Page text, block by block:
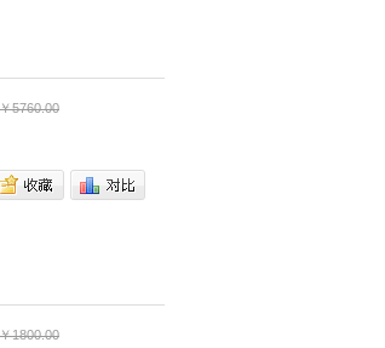
5760.00
1800.00